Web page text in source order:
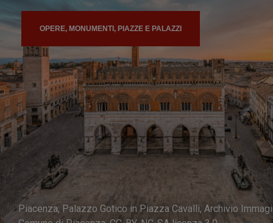
OPERE, MONUMENTI, PIAZZE E PALAZZI
Piacenza, Palazzo Gotico in Piazza Cavalli, Archivio